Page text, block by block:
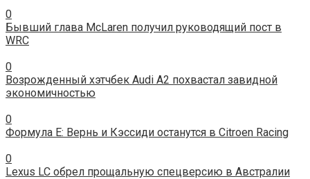
0
Бывший глава McLaren получил руководящий пост в
WRC
0
Возрожденный хэтчбек Audi A2 похвастал завидной
экономичностью
0
Формула Е: Вернь и Кэссиди останутся в Citroen Racing
0
Lexus LC обрел прощальную спецверсию в Австралии